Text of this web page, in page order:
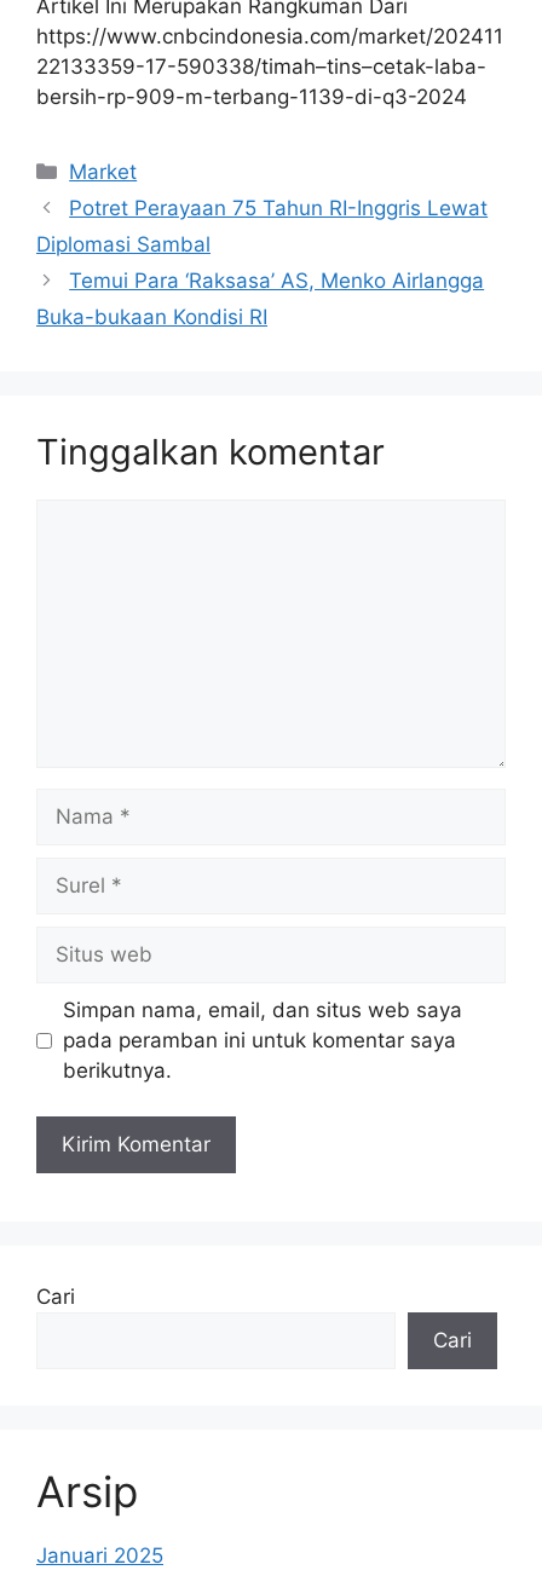
Artikel Ini Merupakan Rangkuman Dari
https://www.cnbcindonesia.com/market/202411
22133359-17-590338/timah–tins–cetak-laba-
bersih-rp-909-m-terbang-1139-di-q3-2024
Kategori
Market
Potret Perayaan 75 Tahun RI-Inggris Lewat
Diplomasi Sambal
Temui Para ‘Raksasa’ AS, Menko Airlangga
Buka-bukaan Kondisi RI
Tinggalkan komentar
web
Simpan nama, email, dan situs web saya
pada peramban ini untuk komentar saya
berikutnya.
Cari
Cari
Arsip
Januari 2025